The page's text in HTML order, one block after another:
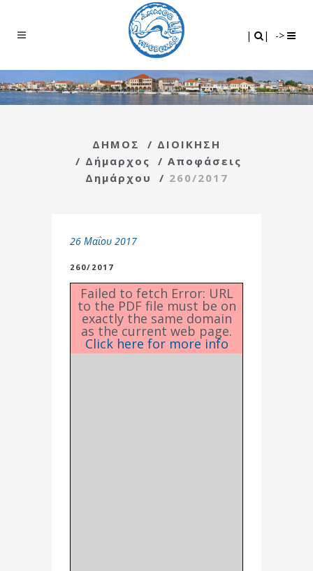
| | ->
ΔΗΜΟΣ / ΔΙΟΙΚΗΣΗ
/ Δήμαρχος / Αποφάσεις
Δημάρχου
/ 260/2017
26 Μαΐου 2017
260/2017
Failed to fetch Error: URL
to the PDF file must be on
exactly the same domain
as the current web page.
Click here for more info